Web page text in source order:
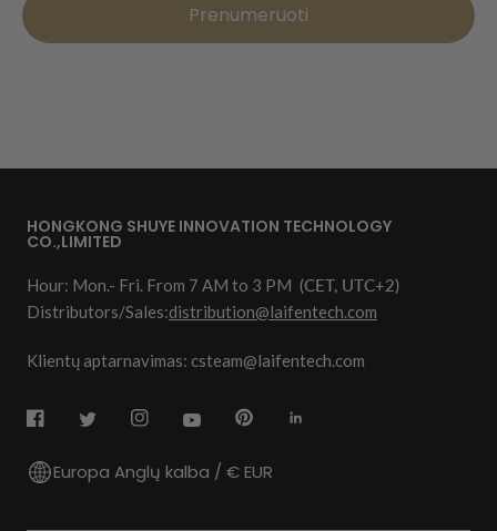
Prenumeruoti
HONGKONG SHUYE INNOVATION TECHNOLOGY
CO.,LIMITED
Hour: Mon.- Fri. From 7 AM to 3 PM (CET, UTC+2)
Distributors/Sales:distribution@laifentech.com
Klientų aptarnavimas: csteam@laifentech.com
Europa Anglų kalba / € EUR